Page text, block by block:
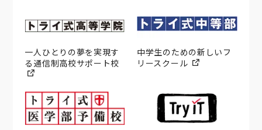
一人ひとりの夢を実現す
る通信制高校サポート校
中学生のための新しいフ
リースクール